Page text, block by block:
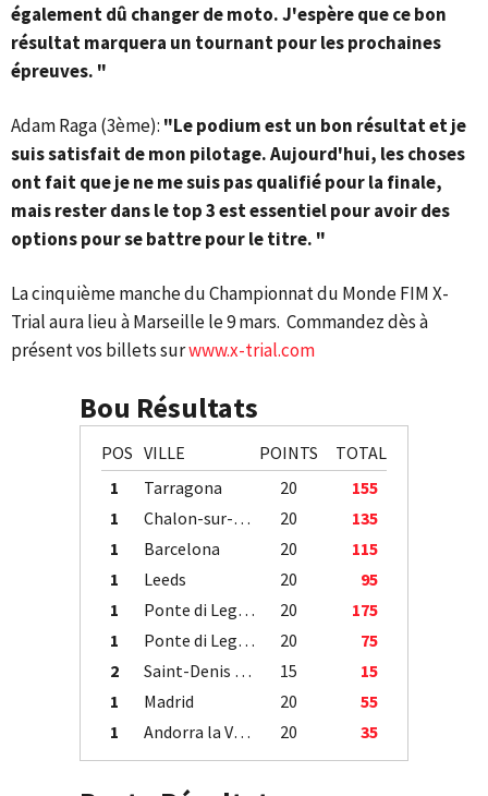
également dû changer de moto. J'espère que ce bon
résultat marquera un tournant pour les prochaines
épreuves. "
Adam Raga (3ème): "Le podium est un bon résultat et je
suis satisfait de mon pilotage. Aujourd'hui, les choses
ont fait que je ne me suis pas qualifié pour la finale,
mais rester dans le top 3 est essentiel pour avoir des
options pour se battre pour le titre. "
La cinquième manche du Championnat du Monde FIM X-
Trial aura lieu à Marseille le 9 mars. Commandez dès à
présent vos billets surwww.x-trial.com
Bou Résultats
POS VILLE POINTS
TOTAL
1
Tarragona 20
155
1
Chalon-sur-Saône 20
135
1
Barcelona 20
115
1
Leeds 20
95
1
Ponte di Legno 20
175
1
Ponte di Legno 20
75
2
Saint-Denis / Île de la Réunion 15
15
1
Madrid 20
55
1
Andorra la Vella 20 35